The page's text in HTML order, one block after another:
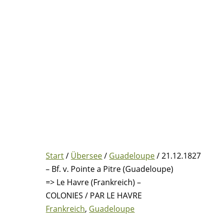
Start/ Übersee/ Guadeloupe/ 21.12.1827
– Bf. v. Pointe a Pitre (Guadeloupe)
=> Le Havre (Frankreich) –
COLONIES / PAR LE HAVRE
Frankreich, Guadeloupe